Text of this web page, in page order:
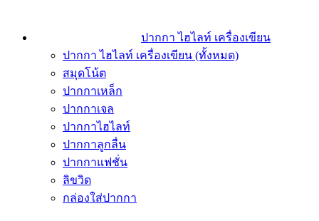
ปากกา ไฮไลท์ เครื่องเขียน
ปากกา ไฮไลท์ เครื่องเขียน (ทั้งหมด)
สมุดโน้ต
ปากกาเหล็ก
ปากกาเจล
ปากกาไฮไลท์
ปากกาลูกลื่น
ปากกาแฟชั่น
ลิขวิด
กล่องใส่ปากกา